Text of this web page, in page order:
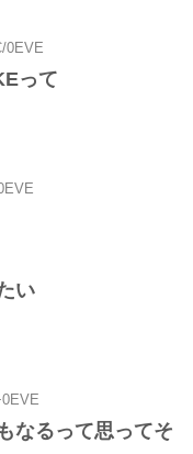
0EVE
って
い
なるって思ってそ